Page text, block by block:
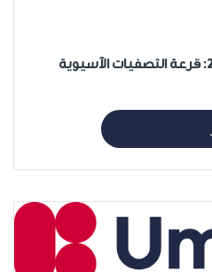
تصفيات كأس العالم 2026: قرعة التصفيات الآسيوية